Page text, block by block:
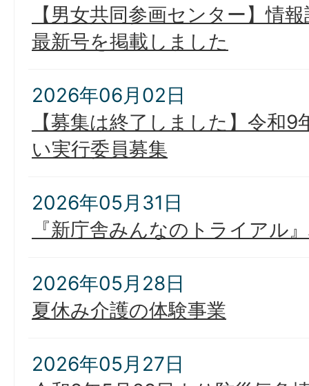
【男女共同参画センター】情
最新号を掲載しました
2026年06月02日
【募集は終了しました】令和
い実行委員募集
2026年05月31日
『新庁舎みんなのトライアル
2026年05月28日
夏休み介護の体験事業
2026年05月27日